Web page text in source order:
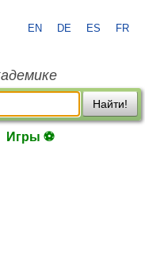
EN DE ES FR
Найти!
Игры ⚽